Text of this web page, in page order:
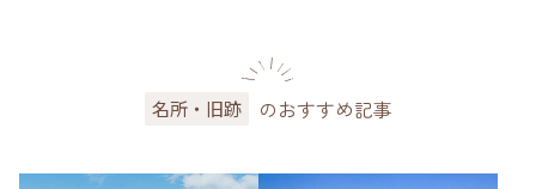
名所・旧跡 のおすすめ記事